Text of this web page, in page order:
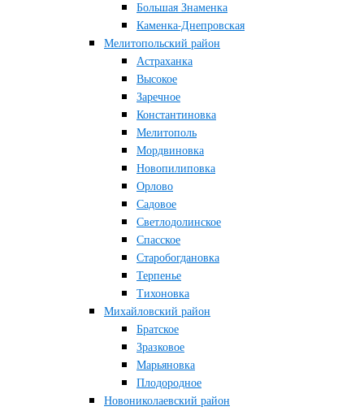
Большая Знаменка
Каменка-Днепровская
Мелитопольский район
Астраханка
Высокое
Заречное
Константиновка
Мелитополь
Мордвиновка
Новопилиповка
Орлово
Садовое
Светлодолинское
Спасское
Старобогдановка
Терпенье
Тихоновка
Михайловский район
Братское
Зразковое
Марьяновка
Плодородное
Новониколаевский район